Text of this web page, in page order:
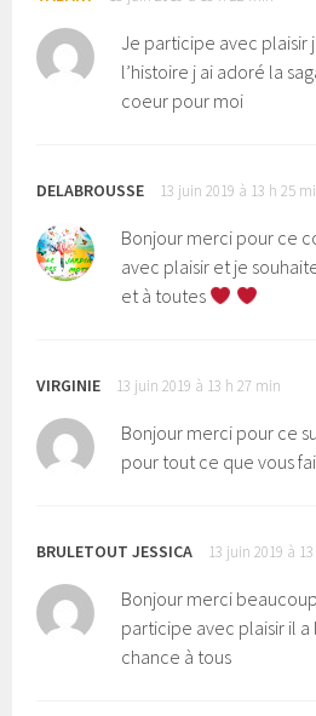
Je participe avec plaisir
l’histoire j ai adoré la
coeur pour moi
DELABROUSSE 13 juin 2019 à 13 h 25
Bonjour merci pour ce
avec plaisir et je
et à toutes
VIRGINIE 13 juin 2019 à 13 h 27 min
Bonjour merci pour ce
pour tout ce que vous
BRULETOUT JESSICA 13 juin 2019 à
Bonjour merci
participe avec plaisir il a
chance à tous